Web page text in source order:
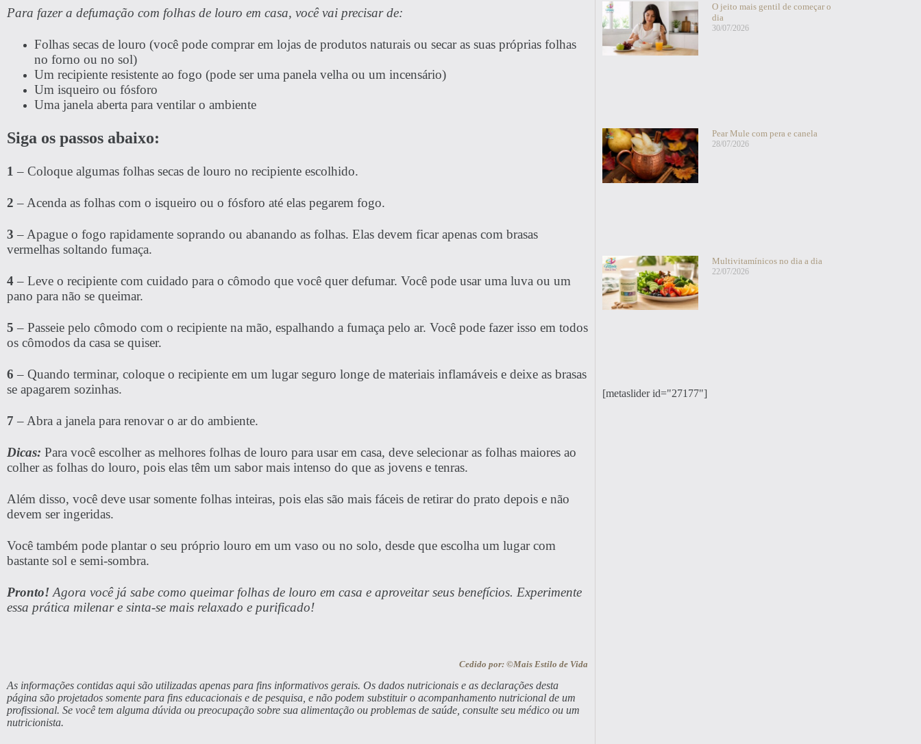
Para fazer a defumação com folhas de louro em casa, você vai precisar de:
Folhas secas de louro (você pode comprar em lojas de produtos naturais ou secar as suas próprias folhas
no forno ou no sol)
Um recipiente resistente ao fogo (pode ser uma panela velha ou um incensário)
Um isqueiro ou fósforo
Uma janela aberta para ventilar o ambiente
Siga os passos abaixo:
1 – Coloque algumas folhas secas de louro no recipiente escolhido.
2 – Acenda as folhas com o isqueiro ou o fósforo até elas pegarem fogo.
3 – Apague o fogo rapidamente soprando ou abanando as folhas. Elas devem ficar apenas com brasas
vermelhas soltando fumaça.
4 – Leve o recipiente com cuidado para o cômodo que você quer defumar. Você pode usar uma luva ou um
pano para não se queimar.
5 – Passeie pelo cômodo com o recipiente na mão, espalhando a fumaça pelo ar. Você pode fazer isso em todos
os cômodos da casa se quiser.
6 – Quando terminar, coloque o recipiente em um lugar seguro longe de materiais inflamáveis e deixe as brasas
se apagarem sozinhas.
7 – Abra a janela para renovar o ar do ambiente.
Dicas: Para você escolher as melhores folhas de louro para usar em casa, deve selecionar as folhas maiores ao
colher as folhas do louro, pois elas têm um sabor mais intenso do que as jovens e tenras.
Além disso, você deve usar somente folhas inteiras, pois elas são mais fáceis de retirar do prato depois e não
devem ser ingeridas.
Você também pode plantar o seu próprio louro em um vaso ou no solo, desde que escolha um lugar com
bastante sol e semi-sombra.
Pronto! Agora você já sabe como queimar folhas de louro em casa e aproveitar seus benefícios. Experimente
essa prática milenar e sinta-se mais relaxado e purificado!
Cedido por: ©Mais Estilo de Vida
As informações contidas aqui são utilizadas apenas para fins informativos gerais. Os dados nutricionais e as declarações desta
página são projetados somente para fins educacionais e de pesquisa, e não podem substituir o acompanhamento nutricional de um
profissional. Se você tem alguma dúvida ou preocupação sobre sua alimentação ou problemas de saúde, consulte seu médico ou um
nutricionista.
O jeito mais gentil de começar o
dia
30/07/2026
Pear Mule com pera e canela
28/07/2026
Multivitamínicos no dia a dia
22/07/2026
[metaslider id="27177"]